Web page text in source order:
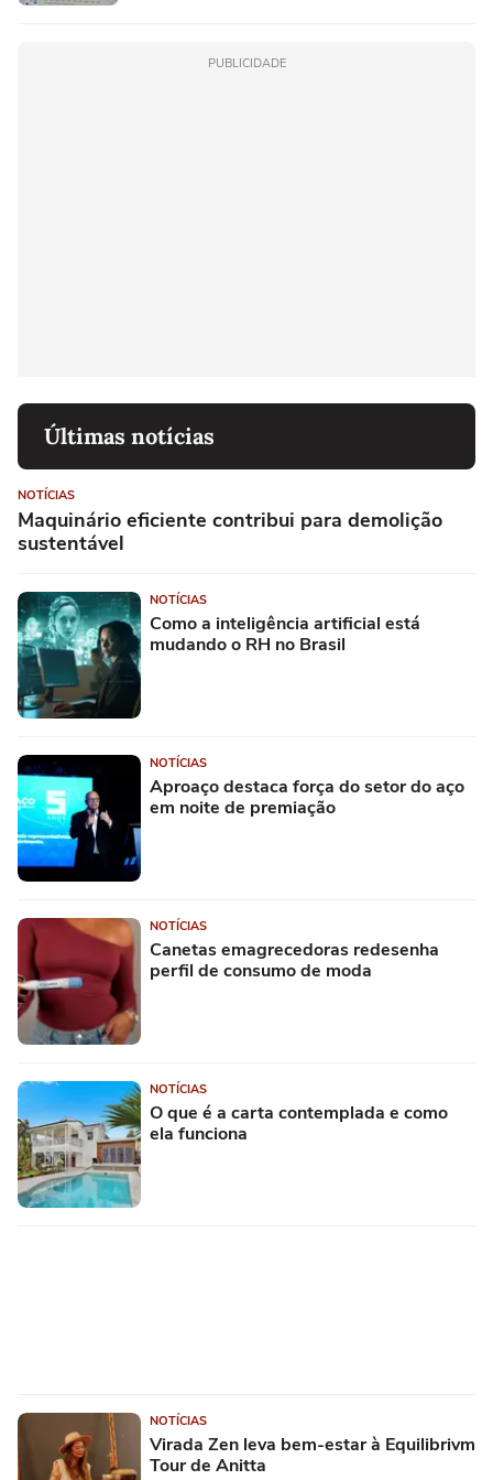
PUBLICIDADE
Últimas notícias
NOTÍCIAS
Maquinário eficiente contribui para demolição
sustentável
NOTÍCIAS
Como a inteligência artificial está
mudando o RH no Brasil
NOTÍCIAS
Aproaço destaca força do setor do aço
em noite de premiação
NOTÍCIAS
Canetas emagrecedoras redesenha
perfil de consumo de moda
NOTÍCIAS
O que é a carta contemplada e como
ela funciona
NOTÍCIAS
Virada Zen leva bem-estar à Equilibrivm
Tour de Anitta